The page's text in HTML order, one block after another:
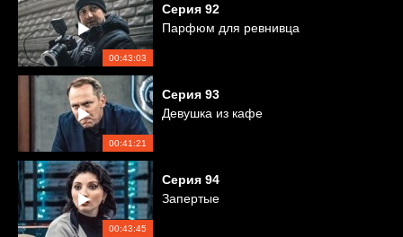
00:43:03
Серия 92
Парфюм для ревнивца
00:41:21
Серия 93
Девушка из кафе
00:43:45
Серия 94
Запертые